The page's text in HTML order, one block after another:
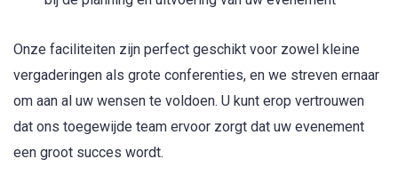
Onze faciliteiten zijn perfect geschikt voor zowel kleine
vergaderingen als grote conferenties, en we streven ernaar
om aan al uw wensen te voldoen. U kunt erop vertrouwen
dat ons toegewijde team ervoor zorgt dat uw evenement
een groot succes wordt.